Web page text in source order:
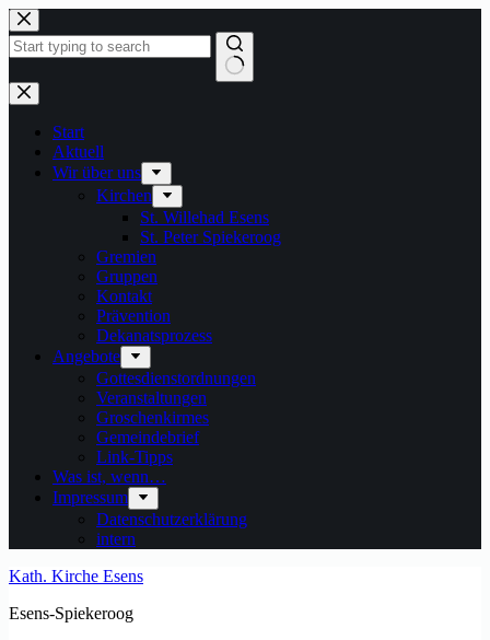
Zum
Inhalt
springen
Keine
Ergebnisse
Start
Aktuell
Wir über uns
Kirchen
St. Willehad Esens
St. Peter Spiekeroog
Gremien
Gruppen
Kontakt
Prävention
Dekanatsprozess
Angebote
Gottesdienstordnungen
Veranstaltungen
Groschenkirmes
Gemeindebrief
Link-Tipps
Was ist, wenn…
Impressum
Datenschutzerklärung
intern
Kath. Kirche Esens
Esens-Spiekeroog